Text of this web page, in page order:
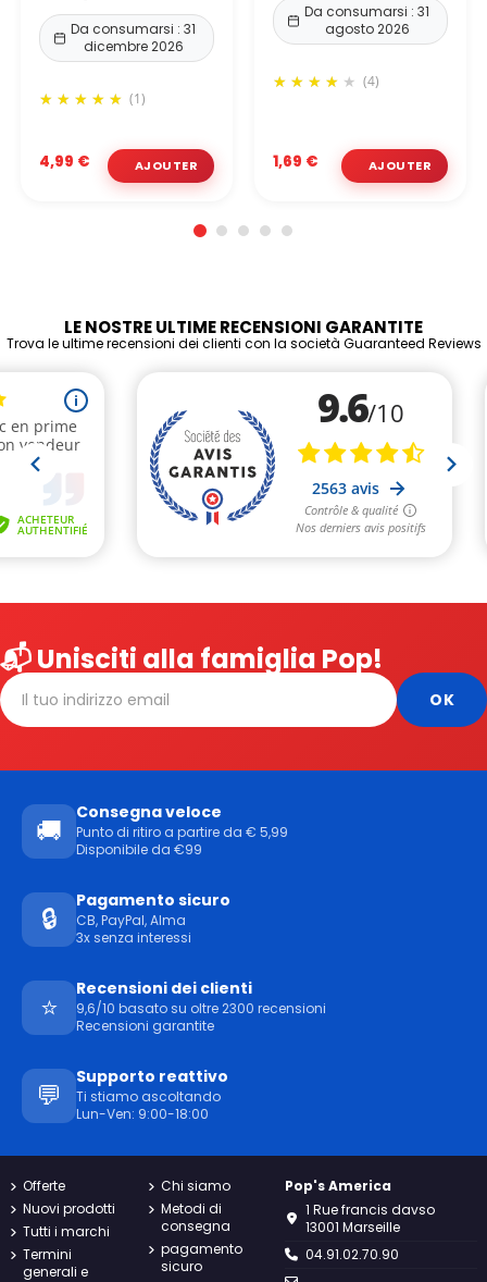
Da consumarsi : 31
dicembre 2026
(1)
4,99 €
Da consumarsi : 31
agosto 2026
(4)
1,69 €
LE NOSTRE ULTIME RECENSIONI GARANTITE
Trova le ultime recensioni dei clienti con la società Guaranteed Reviews
📬 Unisciti alla famiglia Pop!
🚚
Consegna veloce
Punto di ritiro a partire da € 5,99
Disponibile da €99
🔒
Pagamento sicuro
CB, PayPal, Alma
3x senza interessi
⭐
Recensioni dei clienti
9,6/10 basato su oltre 2300 recensioni
Recensioni garantite
💬
Supporto reattivo
Ti stiamo ascoltando
Lun-Ven: 9:00-18:00
Offerte
Nuovi prodotti
Tutti i marchi
Termini
generali e
Chi siamo
Metodi di
consegna
pagamento
sicuro
Pop's America
1 Rue francis davso
13001 Marseille
04.91.02.70.90